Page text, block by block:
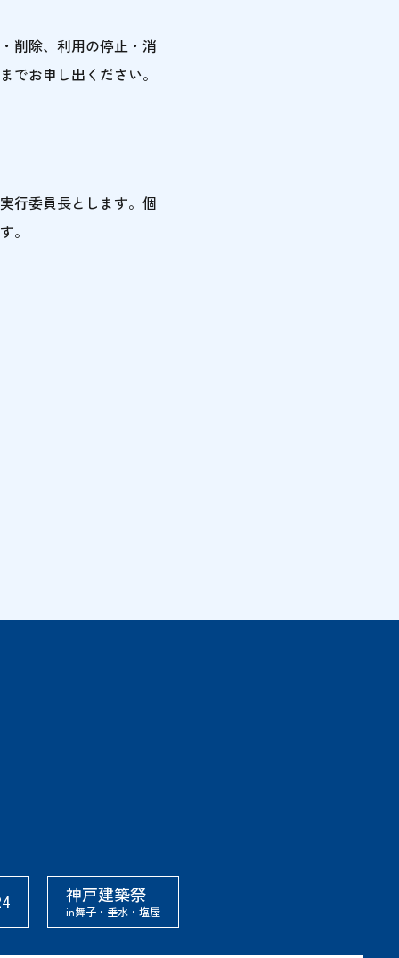
削除、利用の停止・消
でお申し出ください。
行委員長とします。個
。
神戸建築祭
in舞子・垂水・塩屋